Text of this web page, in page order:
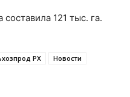
121 тыс. га.
РХ
Новости